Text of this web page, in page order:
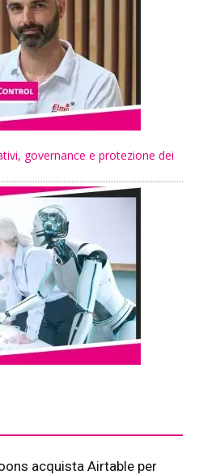
governance e protezione dei
acquista Airtable per